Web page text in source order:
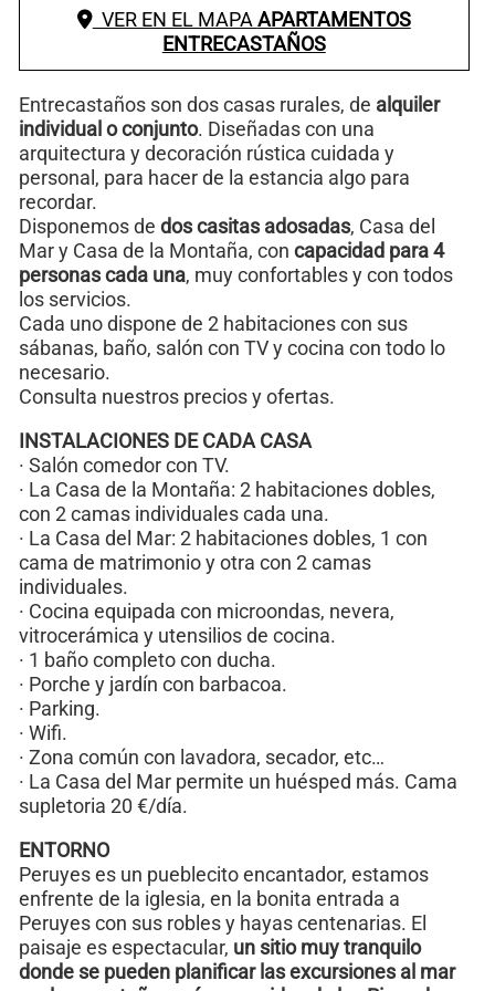
VER EN EL MAPA APARTAMENTOS
ENTRECASTAÑOS
Entrecastaños son dos casas rurales, de alquiler
individual o conjunto. Diseñadas con una
arquitectura y decoración rústica cuidada y
personal, para hacer de la estancia algo para
recordar.
Disponemos de dos casitas adosadas, Casa del
Mar y Casa de la Montaña, con capacidad para 4
personas cada una, muy confortables y con todos
los servicios.
Cada uno dispone de 2 habitaciones con sus
sábanas, baño, salón con TV y cocina con todo lo
necesario.
Consulta nuestros precios y ofertas.
INSTALACIONES DE CADA CASA
· Salón comedor con TV.
· La Casa de la Montaña: 2 habitaciones dobles,
con 2 camas individuales cada una.
· La Casa del Mar: 2 habitaciones dobles, 1 con
cama de matrimonio y otra con 2 camas
individuales.
· Cocina equipada con microondas, nevera,
vitrocerámica y utensilios de cocina.
· 1 baño completo con ducha.
· Porche y jardín con barbacoa.
· Parking.
· Wifi.
· Zona común con lavadora, secador, etc…
· La Casa del Mar permite un huésped más. Cama
supletoria 20 €/día.
ENTORNO
Peruyes es un pueblecito encantador, estamos
enfrente de la iglesia, en la bonita entrada a
Peruyes con sus robles y hayas centenarias. El
paisaje es espectacular, un sitio muy tranquilo
donde se pueden planificar las excursiones al mar